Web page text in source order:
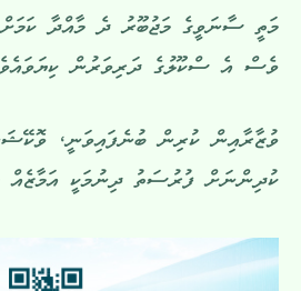
މަތީ ސާނަވީގެ މަޖުބޫރު ދެ މާއްދާ
ވެސް އެ ސްކޫލުގެ ދަރިވަރުން
ކުދިންނަށް ފުރުސަތު ދިނުމަކީ އަމާޒެއް